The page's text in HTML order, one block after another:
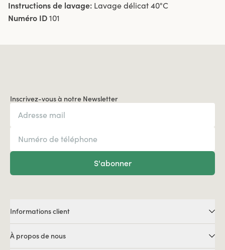
Instructions de lavage: Lavage délicat 40°C
Numéro ID 101
Inscrivez-vous à notre Newsletter
S'abonner
Informations client
À propos de nous